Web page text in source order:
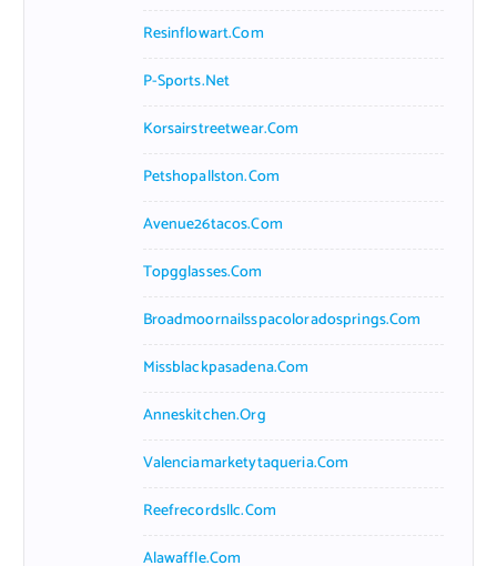
Resinflowart.com
P-Sports.net
Korsairstreetwear.com
Petshopallston.com
Avenue26tacos.com
Topgglasses.com
Broadmoornailsspacoloradosprings.com
Missblackpasadena.com
Anneskitchen.org
Valenciamarketytaqueria.com
Reefrecordsllc.com
Alawaffle.com